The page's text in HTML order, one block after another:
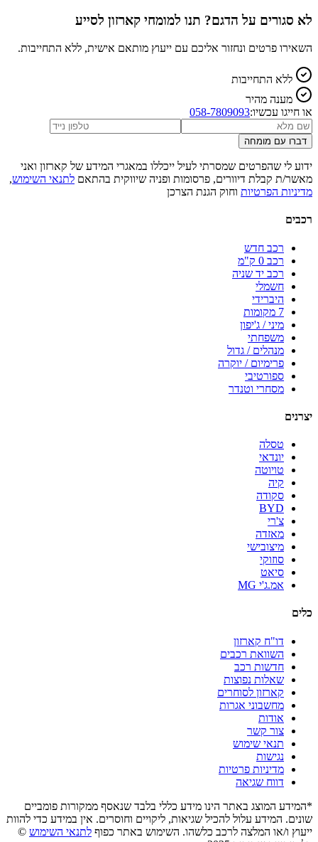
לא סגורים על הדגם? תנו למומחי קארזון לסייע
השאירו פרטים ונחזור אליכם עם ייעוץ מותאם אישית, ללא התחייבות.
ללא התחייבות
מענה מהיר
או חייגו עכשיו:058-7809093
דברו עם מומחה
ידוע לי שהפרטים שמסרתי לעיל ייכללו במאגרי המידע של קארזון ואני
מאשר/ת קבלת דיוורים, פרסומות ופניה שיווקית בהתאם לתנאי השימוש,
מדיניות הפרטיות וחוק הגנת הצרכן
רכבים
רכב חדש
רכב 0 ק"מ
רכב יד שניה
חשמלי
היברידי
7 מקומות
מיני / ג'יפון
משפחתי
מנהלים / גדול
פרימיום / יוקרה
ספורטיבי
מסחרי וטנדר
יצרנים
טסלה
יונדאי
טויוטה
קיה
סקודה
BYD
צ'רי
מאזדה
מיצובישי
סוזוקי
סיאט
אמ.ג'י MG
כלים
דו"ח קארזון
השוואת רכבים
חדשות רכב
שאלות נפוצות
קארזון לסוחרים
מחשבוני אגרות
אודות
צור קשר
תנאי שימוש
נגישות
מדיניות פרטיות
דווח שגיאה
*המידע המוצג באתר הינו מידע כללי בלבד שנאסף ממקורות פומביים
שונים. המידע עלול להכיל שגיאות, ליקויים וחוסרים. אין במידע כדי להוות
ייעוץ ו/או המלצה לרכב כלשהו. השימוש באתר כפוף לתנאי השימוש ©